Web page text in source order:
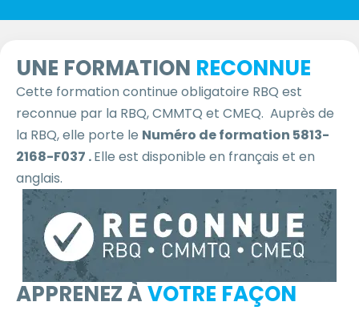
UNE FORMATION RECONNUE
Cette formation continue obligatoire RBQ est
reconnue par la RBQ, CMMTQ et CMEQ. Auprès de
la RBQ, elle porte le Numéro de formation 5813-
2168-F037 .Elle est disponible en français et en
anglais.
APPRENEZ ÀVOTRE FAÇON